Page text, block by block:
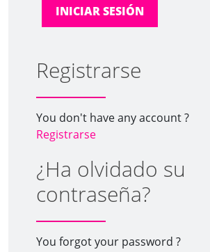
Registrarse
You don't have any account ?
Registrarse
¿Ha olvidado su
contraseña?
You forgot your password ?